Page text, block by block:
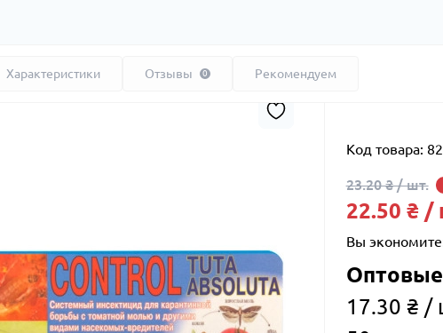
Характеристики Отзывы 0 Рекомендуем
Код товара:
23.20 ₴ / шт.
22.50 ₴ /
Вы
17.30 ₴ /